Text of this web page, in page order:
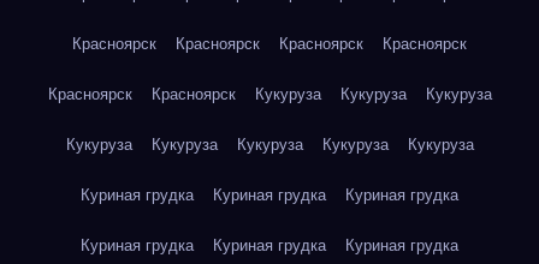
Красноярск Красноярск Красноярск Красноярск
Красноярск Красноярск Кукуруза Кукуруза Кукуруза
Кукуруза Кукуруза Кукуруза Кукуруза Кукуруза
Куриная грудка Куриная грудка Куриная грудка
Куриная грудка Куриная грудка Куриная грудка